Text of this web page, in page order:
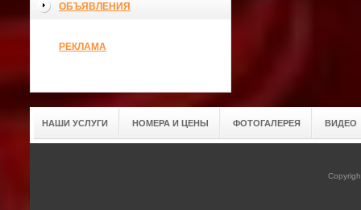
ОБЪЯВЛЕНИЯ
РЕКЛАМА
НАШИ УСЛУГИ НОМЕРА И ЦЕНЫ ФОТОГАЛЕРЕЯ ВИДЕО